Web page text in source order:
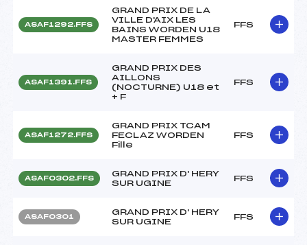
ASAF1292.FFS
GRAND PRIX DE LA
VILLE D'AIX LES
BAINS WORDEN U18
MASTER FEMMES
FFS
ASAF1391.FFS
GRAND PRIX DES
AILLONS
(NOCTURNE) U18 et
+ F
FFS
ASAF1272.FFS
GRAND PRIX TCAM
FECLAZ WORDEN
Fille
FFS
ASAF0302.FFS
GRAND PRIX D' HERY
SUR UGINE
FFS
ASAF0301
GRAND PRIX D' HERY
SUR UGINE
FFS